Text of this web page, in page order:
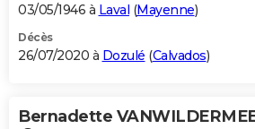
03/05/1946 à Laval (Mayenne)
Décès
26/07/2020 à Dozulé (Calvados)
Bernadette